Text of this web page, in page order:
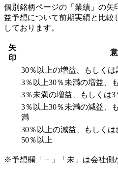
個別銘柄ページの「業績」の矢
益予想について前期実績と比較
しております。
矢
印
30％以上の増益、もしくは
3％以上30％未満の増益、
3％未満の増益、もしくは3
3％以上30％未満の減益、
満
30％以上の減益、もしく
50％以上
※予想欄「－」「未」は会社側